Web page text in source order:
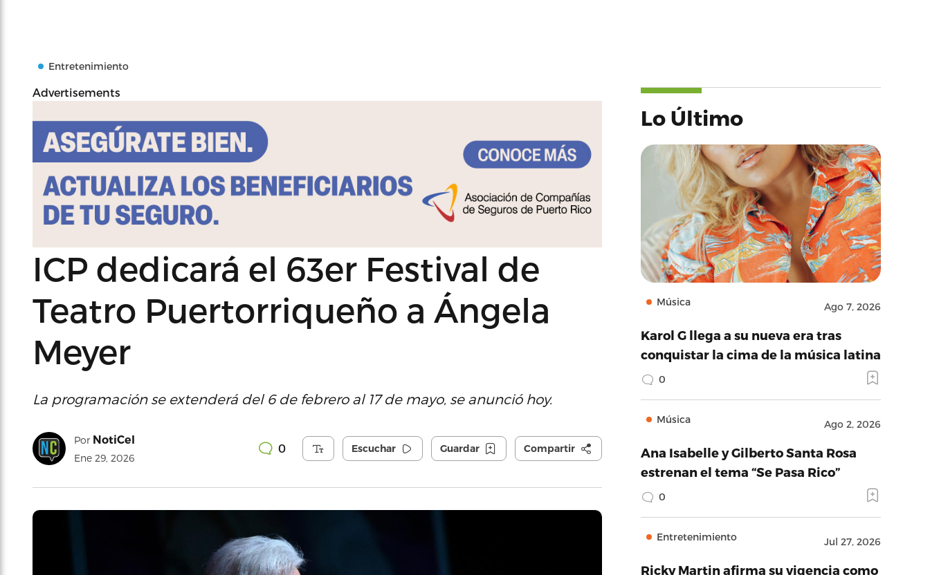
Entretenimiento
Advertisements
ICP dedicará el 63er Festival de
Teatro Puertorriqueño a Ángela
Meyer
La programación se extenderá del 6 de febrero al 17 de mayo, se anunció hoy.
Por NotiCel
Ene 29, 2026
0 Escuchar Guardar Compartir
Lo Último
Música Ago 7, 2026
Karol G llega a su nueva era tras
conquistar la cima de la música latina
0
Música Ago 2, 2026
Ana Isabelle y Gilberto Santa Rosa
estrenan el tema “Se Pasa Rico”
0
Entretenimiento Jul 27, 2026
Ricky Martin afirma su vigencia como